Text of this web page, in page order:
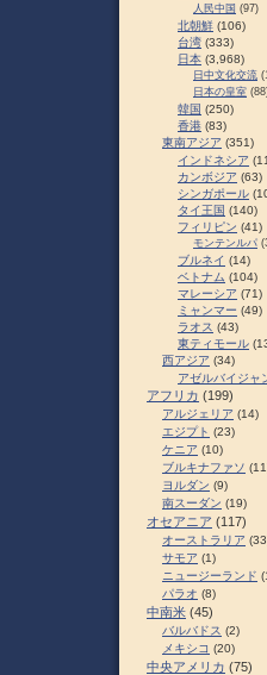
人民中国 (97)
北朝鮮 (106)
台湾 (333)
日本 (3,968)
日中文化交流
日本の皇室
韓国 (250)
香港 (83)
東南アジア (351)
インドネシア
カンボジア (63)
シンガポール
タイ王国 (140)
フィリピン (41)
モンテンルパ
ブルネイ (14)
ベトナム (104)
マレーシア (71)
ミャンマー (49)
ラオス (43)
東ティモール
西アジア (34)
アゼルバイジャ
アフリカ (199)
アルジェリア (14)
エジプト (23)
ケニア (10)
ブルキナファソ
ヨルダン (9)
南スーダン (19)
オセアニア (117)
オーストラリア
サモア (1)
ニュージーランド
パラオ (8)
中南米 (45)
バルバドス (2)
メキシコ (20)
中央アメリカ (75)